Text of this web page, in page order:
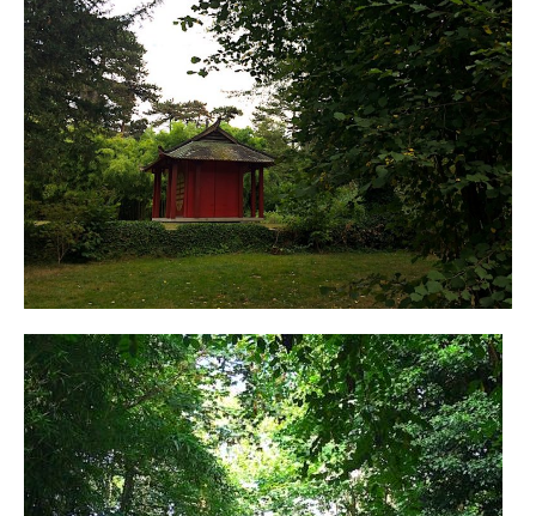
Royaume-Uni
GUIDES FOOD
ALLEMAGNE
– Berlin
– Munich
BOLIVIE
– Sucre
CHILI
CHINE
– Beijing
– Guilin